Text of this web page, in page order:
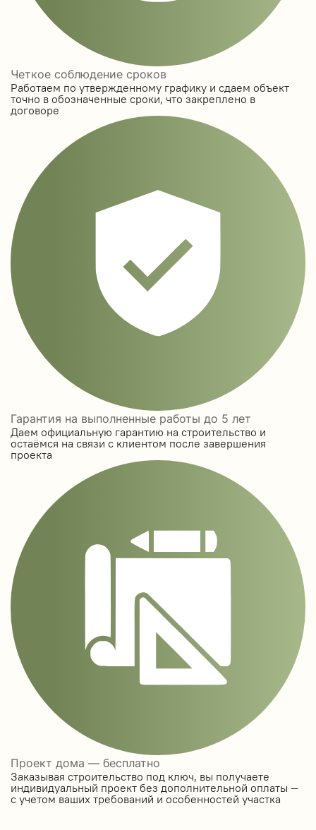
Четкое соблюдение сроков
Работаем по утвержденному графику и сдаем объект
точно в обозначенные сроки, что закреплено в
договоре
Гарантия на выполненные работы до 5 лет
Даем официальную гарантию на строительство и
остаёмся на связи с клиентом после завершения
проекта
Проект дома — бесплатно
Заказывая строительство под ключ, вы получаете
индивидуальный проект без дополнительной оплаты —
с учетом ваших требований и особенностей участка